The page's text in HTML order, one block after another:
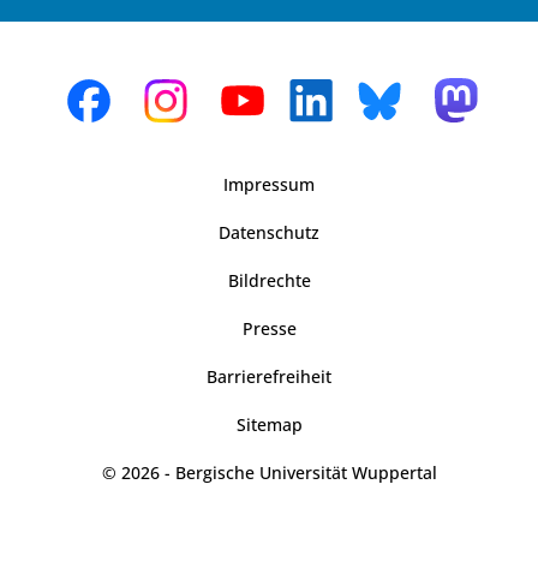
Impressum
Datenschutz
Bildrechte
Presse
Barrierefreiheit
Sitemap
© 2026 - Bergische Universität Wuppertal